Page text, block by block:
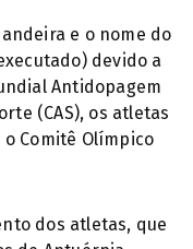
e o nome do
devido a
Antidopagem
(CAS), os atletas
Comitê Olímpico
dos atletas, que